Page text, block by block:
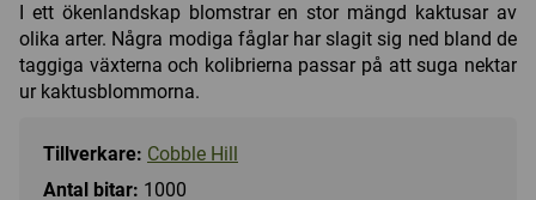
I ett ökenlandskap blomstrar en stor mängd kaktusar av
olika arter. Några modiga fåglar har slagit sig ned bland de
taggiga växterna och kolibrierna passar på att suga nektar
ur kaktusblommorna.
Tillverkare: Cobble Hill
Antal bitar: 1000